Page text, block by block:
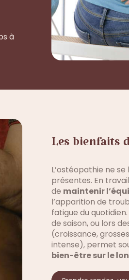
à
Les bienfaits
L’ostéopathie ne
présentes. En
de maintenir
l’apparition de
fatigue du
de saison, ou lors
(croissance,
intense), permet
bien-être sur le